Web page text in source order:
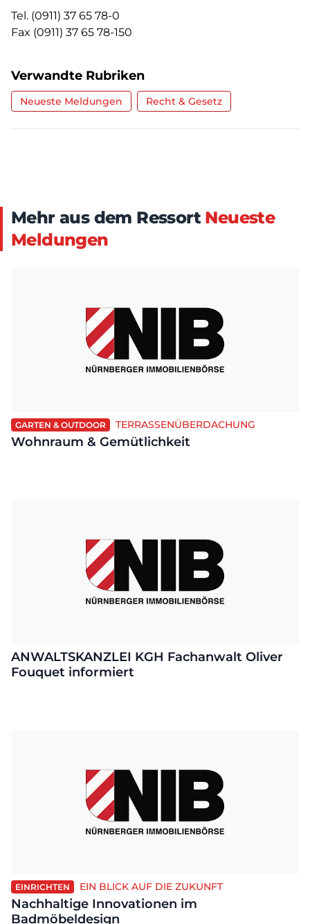
Tel. (0911) 37 65 78-0
Fax (0911) 37 65 78-150
Verwandte Rubriken
Neueste Meldungen Recht & Gesetz
Mehr aus dem Ressort Neueste
Meldungen
GARTEN & OUTDOOR TERRASSENÜBERDACHUNG
Wohnraum & Gemütlichkeit
ANWALTSKANZLEI KGH Fachanwalt Oliver
Fouquet informiert
EINRICHTEN EIN BLICK AUF DIE ZUKUNFT
Nachhaltige Innovationen im
Badmöbeldesign